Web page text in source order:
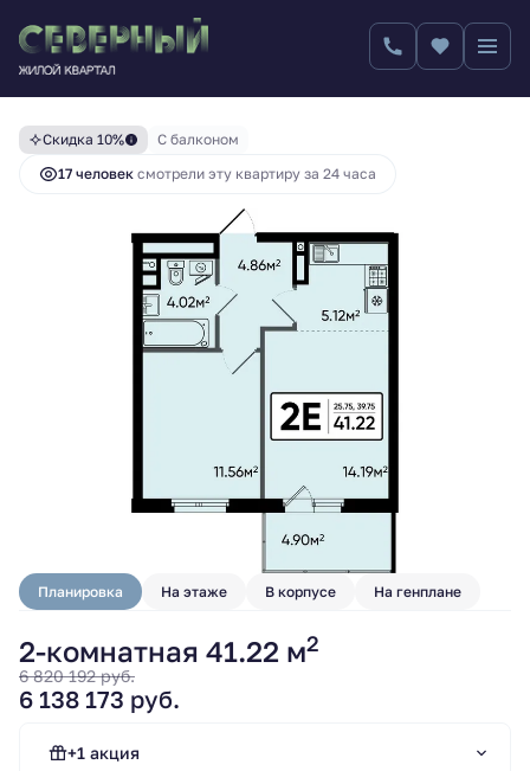
2-комнатная 6 820 192 руб.
6 138 173 руб.
Скидка 10%
С балконом
17 человек смотрели эту квартиру за 24 часа
Планировка На этаже В корпусе На генплане
2-комнатная 41.22 м2
6 820 192 руб.
6 138 173 руб.
+1 акция